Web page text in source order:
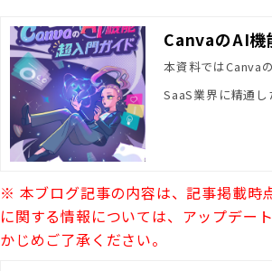
CanvaのAI機
本資料ではCanva
SaaS業界に精通
※ 本ブログ記事の内容は、記事掲載時
に関する情報については、アップデー
かじめご了承ください。